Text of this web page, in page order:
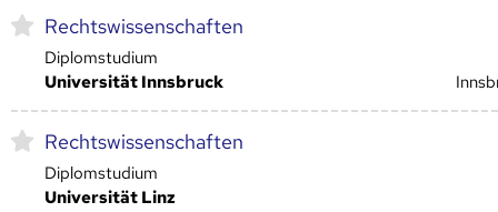
Rechtswissenschaften
Diplomstudium
Universität Innsbruck
Rechtswissenschaften
Diplomstudium
Universität Linz